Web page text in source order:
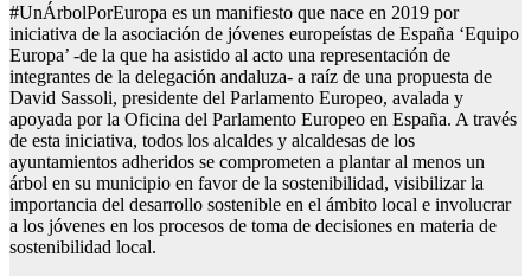
#UnÁrbolPorEuropa es un manifiesto que nace en 2019 por
iniciativa de la asociación de jóvenes europeístas de España ‘Equipo
Europa’ -de la que ha asistido al acto una representación de
integrantes de la delegación andaluza- a raíz de una propuesta de
David Sassoli, presidente del Parlamento Europeo, avalada y
apoyada por la Oficina del Parlamento Europeo en España. A través
de esta iniciativa, todos los alcaldes y alcaldesas de los
ayuntamientos adheridos se comprometen a plantar al menos un
árbol en su municipio en favor de la sostenibilidad, visibilizar la
importancia del desarrollo sostenible en el ámbito local e involucrar
a los jóvenes en los procesos de toma de decisiones en materia de
sostenibilidad local.